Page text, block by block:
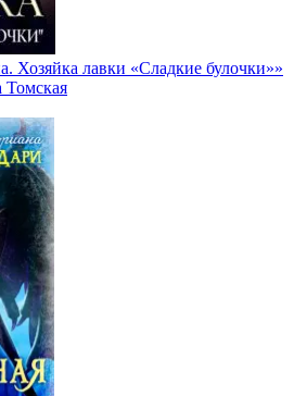
Хозяйка лавки «Сладкие булочки»»
Томская